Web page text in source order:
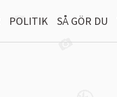
POLITIK SÅ GÖR DU